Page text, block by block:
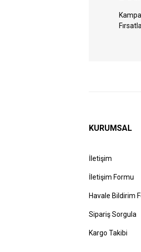
KURUMSAL
İletişim
İletişim Formu
Havale Bildirim
Sipariş Sorgula
Kargo Takibi